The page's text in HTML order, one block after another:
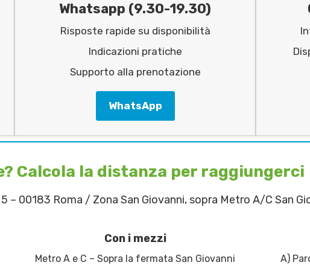
Whatsapp (9.30-19.30)
Risposte rapide su disponibilità
Indicazioni pratiche
Supporto alla prenotazione
WhatsApp
Calcola la distanza per raggiungerci
– 00183 Roma / Zona San Giovanni, sopra Metro A/C San
Con i mezzi
Metro A e C – Sopra la fermata San Giovanni A)